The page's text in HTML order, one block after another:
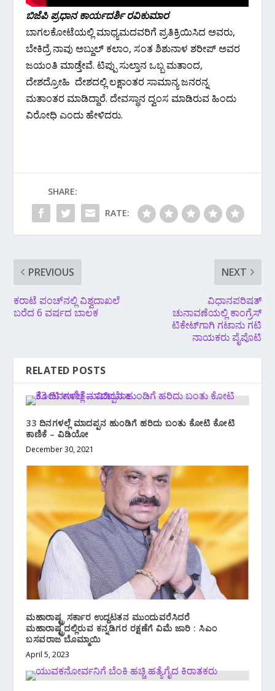
ಬಿಜೆಪಿ ಪ್ರಧಾನ ಕಾರ್ಯದರ್ಶಿ ರವಿಕುಮಾರ
ಬಾಗಲಕೋಟೆಯಲ್ಲಿ ಮಾಧ್ಯಮದವರಿಗೆ ಪ್ರತಿಕ್ರಿಯಿಸಿದ ‌ಅವರು,
ಬೇಕಿದ್ರೆ ನಾವು ಅಬ್ದುಲ್ ಕಲಾಂ, ಸಂತ ಶಿಶುನಾಳ ಶರೀಪ್ ಅವರ
ಜಯಂತಿ ಮಾಡ್ತೇವೆ. ಟಿಪ್ಪು ಸುಲ್ತಾನ ಒಬ್ಬ ಮತಾಂದ,
ದೇಶದ್ರೋಹಿ ದೇಶದಲ್ಲಿ ಲಕ್ಷಾಂತರ ಸಾಮಾನ್ಯ ಜನರನ್ನ
ಮತಾಂತರ ಮಾಡಿದ್ದಾರೆ. ದೇವಸ್ಥಾನ ದ್ವಂಸ ಮಾಡಿರುವ ಹಿಂದು
ವಿರೋಧಿ ಎಂದು ಹೇಳಿದರು.
SHARE:
RATE:
PREVIOUS
ಕರಾಟೆ ಪಂಚ್‌ನಲ್ಲಿ ವಿಶ್ವದಾಖಲೆ
ಬರೆದ 6 ವರ್ಷದ ಬಾಲಕ
NEXT
ವಿಧಾನಪರಿಷತ್
ಚುನಾವಣೆಯಲ್ಲಿ ಕಾಂಗ್ರೆಸ್
ಟಿಕೇಟ್‌ಗಾಗಿ ಗಟಾನು ಗಟಿ
ನಾಯಕರು ಪೈಪೊಟಿ
RELATED POSTS
33 ದಿನಗಳಲ್ಲೆ ಮಾದಪ್ಪನ ಹುಂಡಿಗೆ ಹರಿದು ಬಂತು ಕೋಟಿ ಕೋಟಿ
ಕಾಣಿಕೆ – ವಿಡಿಯೋ
December 30, 2021
ಮಹಾರಾಷ್ಟ್ರ ಸರ್ಕಾರ ಉದ್ದಟತನ ಮುಂದುವರೆಸಿದರೆ
ಮಹಾರಾಷ್ಟ್ರದಲ್ಲಿರುವ ಕನ್ನಡಿಗರ ರಕ್ಷಣೆಗೆ ವಿಮೆ ಜಾರಿ : ಸಿಎಂ
ಬಸವರಾಜ ಬೊಮ್ಮಾಯಿ
April 5, 2023